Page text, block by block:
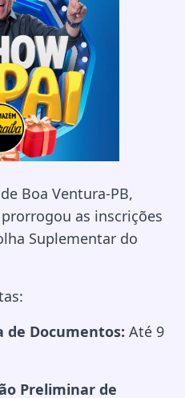
Boa Ventura-PB,
as inscrições
Suplementar do
de Documentos: Até 9
Preliminar de